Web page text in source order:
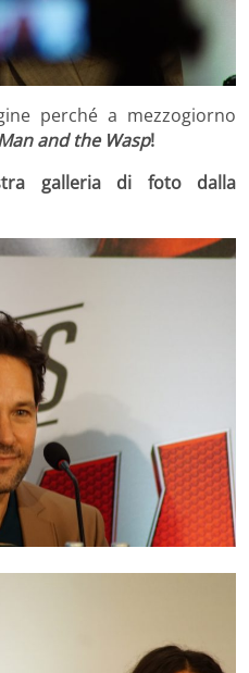
perché a mezzogiorno
and the Wasp!
galleria di foto dalla